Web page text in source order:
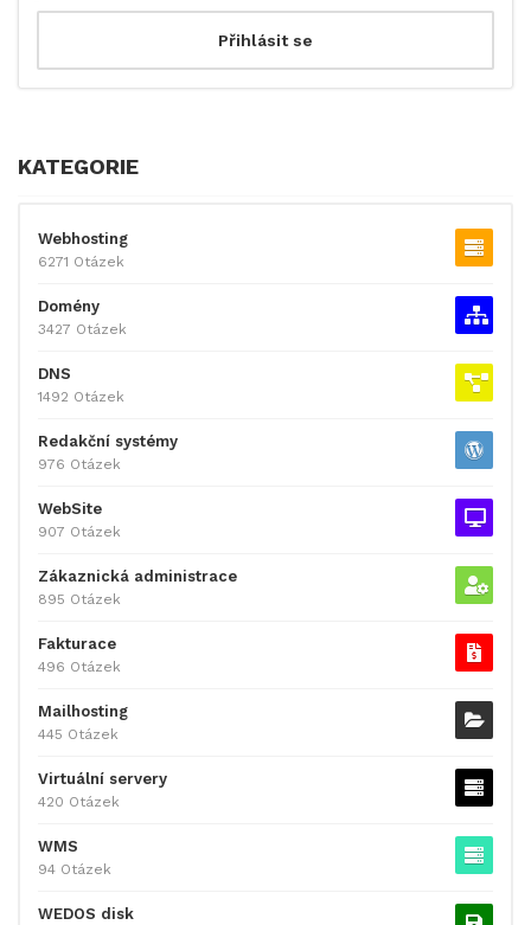
KATEGORIE
Webhosting
6271 Otázek
Domény
3427 Otázek
DNS
1492 Otázek
Redakční systémy
976 Otázek
WebSite
907 Otázek
Zákaznická administrace
895 Otázek
Fakturace
496 Otázek
Mailhosting
445 Otázek
Virtuální servery
420 Otázek
WMS
94 Otázek
WEDOS disk